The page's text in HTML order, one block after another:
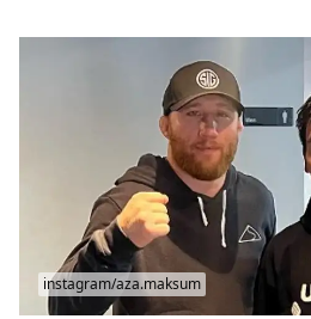
instagram/aza.maksum